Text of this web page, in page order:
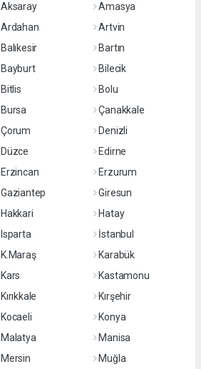
Aksaray
Amasya
Ardahan
Artvin
Balıkesir
Bartın
Bayburt
Bilecik
Bitlis
Bolu
Bursa
Çanakkale
Çorum
Denizli
Düzce
Edirne
Erzincan
Erzurum
Gaziantep
Giresun
Hakkari
Hatay
Isparta
İstanbul
K.Maraş
Karabük
Kars
Kastamonu
Kırıkkale
Kırşehir
Kocaeli
Konya
Malatya
Manisa
Mersin Muğla